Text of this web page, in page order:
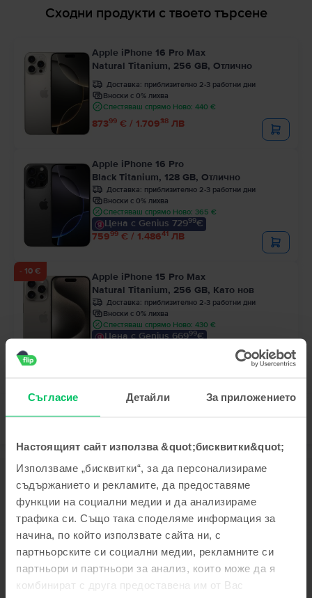
Съгласие Детайли За приложението
Настоящият сайт използва &quot;бисквитки&quot;
Използваме „бисквитки“, за да персонализираме
съдържанието и рекламите, да предоставяме
функции на социални медии и да анализираме
трафика си. Също така споделяме информация за
начина, по който използвате сайта ни, с
партньорските си социални медии, рекламните си
партньори и партньори за анализ, които може да я
комбинират с друга предоставена им от Вас
Сходни продукти с твоето търсене
Apple iPhone 16 Pro Max
Natural Titanium, 256 GB, Отлично
Доставка: приблизително 2-3 работни дни
Вноски с 0% лихва
Спестяваш спрямо Ново: 440 €
87399 € / 1.70938 ЛВ
Apple iPhone 16 Pro
Black Titanium, 128 GB, Отлично
Доставка: приблизително 2-3 работни дни
Вноски с 0% лихва
Спестяваш спрямо Ново: 365 €
Цена с Genius 72999€
75999 € / 1.48641 ЛВ
- 10 €
Apple iPhone 15 Pro Max
Natural Titanium, 256 GB, Като нов
Доставка: приблизително 2-3 работни дни
Вноски с 0% лихва
Спестяваш спрямо Ново: 430 €
Цена с Genius 66999€
Мобилен телефон Apple iPhone 16 Pro, White Titanium, 128 GB, Като
нов
Виж повече
Информация за съответствие на продукта